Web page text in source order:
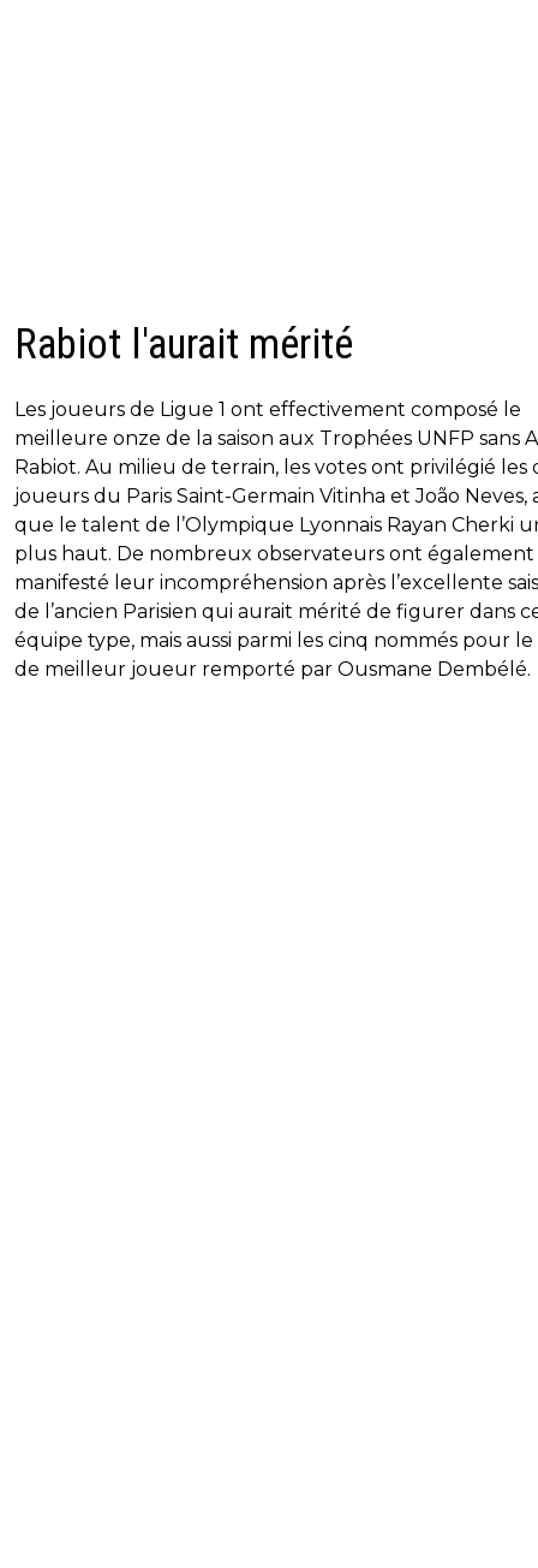
Rabiot l'aurait mérité
Les joueurs de Ligue 1 ont effectivement composé le
meilleure onze de la saison aux Trophées UNFP sans
Rabiot. Au milieu de terrain, les votes ont privilégié les
joueurs du Paris Saint-Germain Vitinha et João Neves,
que le talent de l’Olympique Lyonnais Rayan Cherki
plus haut. De nombreux observateurs ont également
manifesté leur incompréhension après l’excellente
de l’ancien Parisien qui aurait mérité de figurer dans
équipe type, mais aussi parmi les cinq nommés pour
de meilleur joueur remporté par Ousmane Dembélé.